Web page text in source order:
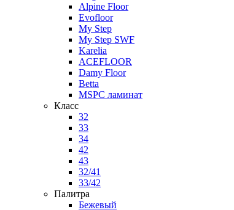
Alpine Floor
Evofloor
My Step
My Step SWF
Karelia
ACEFLOOR
Damy Floor
Betta
MSPC ламинат
Класс
32
33
34
42
43
32/41
33/42
Палитра
Бежевый